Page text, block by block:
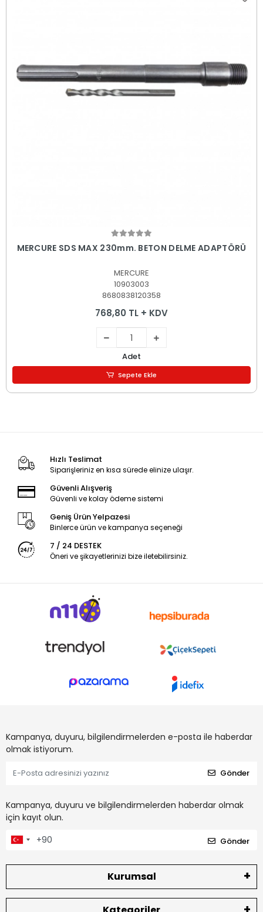
Sepete Ekle
MERCURE SDS MAX 230mm. BETON DELME ADAPTÖRÜ
MERCURE
10903003
8680838120358
768,80 TL + KDV
Adet
Sepete Ekle
Hızlı Teslimat
Siparişleriniz en kısa sürede elinize ulaşır.
Güvenli Alışveriş
Güvenli ve kolay ödeme sistemi
Geniş Ürün Yelpazesi
Binlerce ürün ve kampanya seçeneği
7 / 24 DESTEK
Öneri ve şikayetlerinizi bize iletebilirsiniz.
Kampanya, duyuru, bilgilendirmelerden e-posta ile haberdar
olmak istiyorum.
Gönder
Kampanya, duyuru ve bilgilendirmelerden haberdar olmak
için kayıt olun.
Gönder
Kurumsal